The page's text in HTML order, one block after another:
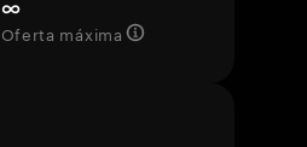
∞
Oferta máxima